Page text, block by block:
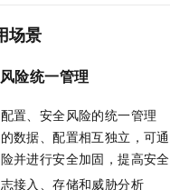
场景
险统一管理
置、安全风险的统一管理
数据、配置相互独立，可
并进行安全加固，提高安
接入、存储和威胁分析
视觉 Coding、空间感知、多模态思考等全面升级 1M上
AI
模式云数据仓库
用点，立即开启云上创新
和 30+ 款产品免费体验
用
Night
夜间
播课堂（旗舰版）
企业
ERP
生态合作计划